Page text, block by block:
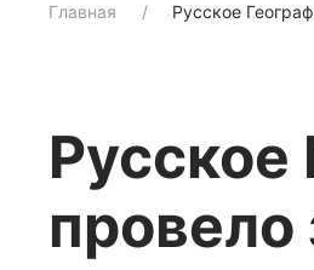
Главная Русское
провело